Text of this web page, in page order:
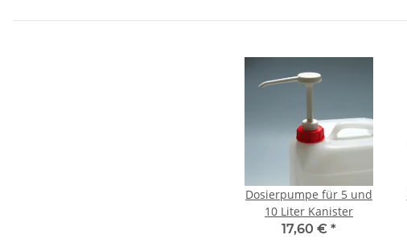
Dosierpumpe für 5 und
10 Liter Kanister
17,60 € *